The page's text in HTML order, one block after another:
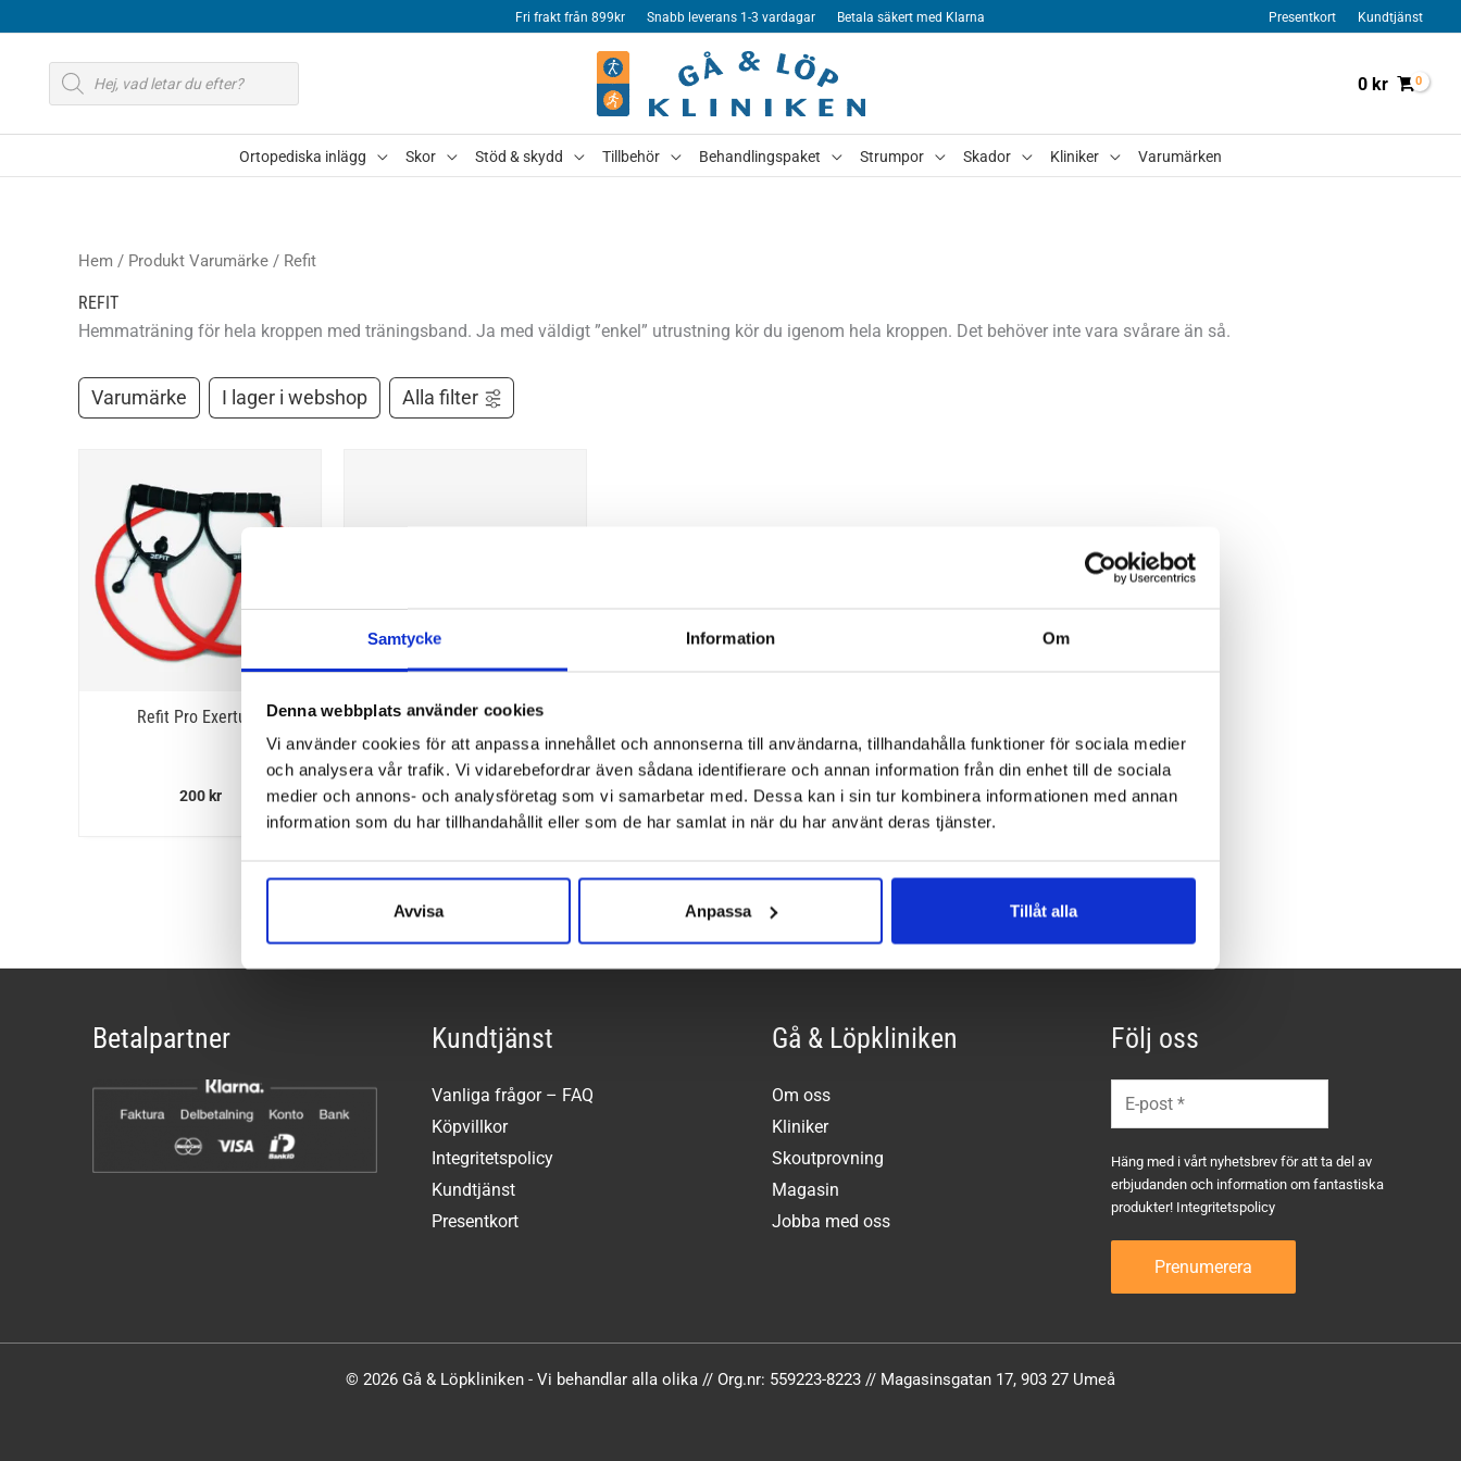
Samtycke Information Om
Denna webbplats använder cookies
Vi använder cookies för att anpassa innehållet och annonserna till användarna, tillhandahålla funktioner för sociala medier
och analysera vår trafik. Vi vidarebefordrar även sådana identifierare och annan information från din enhet till de sociala
medier och annons- och analysföretag som vi samarbetar med. Dessa kan i sin tur kombinera informationen med annan
information som du har tillhandahållit eller som de har samlat in när du har använt deras tjänster.
Avvisa Anpassa Tillåt alla
Fri frakt från 899kr Snabb leverans 1-3 vardagar Betala säkert med Klarna Presentkort Kundtjänst
Produktsökning
0 kr
Ortopediska inlägg Skor Stöd & skydd Tillbehör Behandlingspaket Strumpor Skador Kliniker Varumärken
Hem / Produkt Varumärke / Refit
REFIT
Hemmaträning för hela kroppen med träningsband. Ja med väldigt ”enkel” utrustning kör du igenom hela kroppen. Det behöver inte vara svårare än så.
Varumärke I lager i webshop Alla filter
Refit Pro Exertube
200 kr
Refit Miniband Pro
80kr
Betalpartner Kundtjänst
Vanliga frågor – FAQ
Köpvillkor
Integritetspolicy
Kundtjänst
Presentkort
Gå & Löpkliniken
Om oss
Kliniker
Skoutprovning
Magasin
Jobba med oss
Följ oss
Häng med i vårt nyhetsbrev för att ta del av
erbjudanden och information om fantastiska
produkter! Integritetspolicy
© 2026 Gå & Löpkliniken - Vi behandlar alla olika // Org.nr: 559223-8223 // Magasinsgatan 17, 903 27 Umeå